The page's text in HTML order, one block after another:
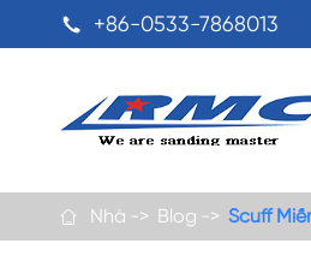
 +86-0533-7868013
 Nhà Blog Scuff